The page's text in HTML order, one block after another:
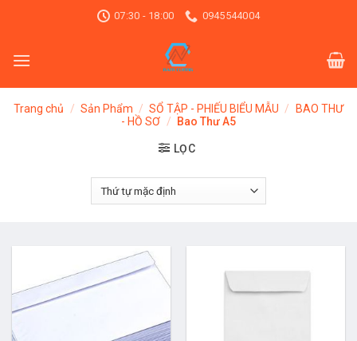
07:30 - 18:00 0945544004
Trang chủ / Sản Phẩm / SỔ TẬP - PHIẾU BIỂU MẪU /
BAO THƯ
- HỒ SƠ / Bao Thư A5
LỌC